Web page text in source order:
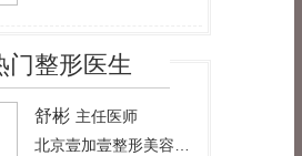
门整形医生
舒彬 主任医师